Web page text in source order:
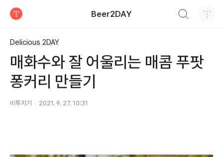
Beer2DAY
Delicious 2DAY
매화수와 잘 어울리는 매콤 푸팟
퐁커리 만들기
비투지기 2021. 9. 27. 10:31